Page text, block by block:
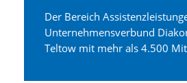
Der Bereich
Unternehmensverbund
Teltow mit mehr als 4.500